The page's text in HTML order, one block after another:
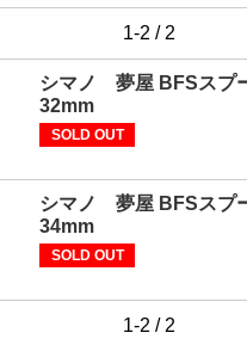
1-2 / 2
シマノ 夢屋 BFSスプ
32mm
SOLD OUT
シマノ 夢屋 BFSスプ
34mm
SOLD OUT
1-2 / 2